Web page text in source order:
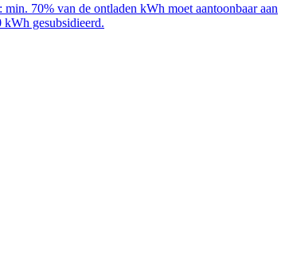
70% van de ontladen kWh moet aantoonbaar aan
gesubsidieerd.